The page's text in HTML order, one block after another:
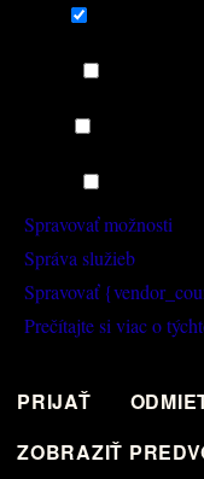
Spravovať možnosti
Správa služieb
Spravovať
Prečítajte si viac o
PRIJAŤ
ZOBRAZIŤ